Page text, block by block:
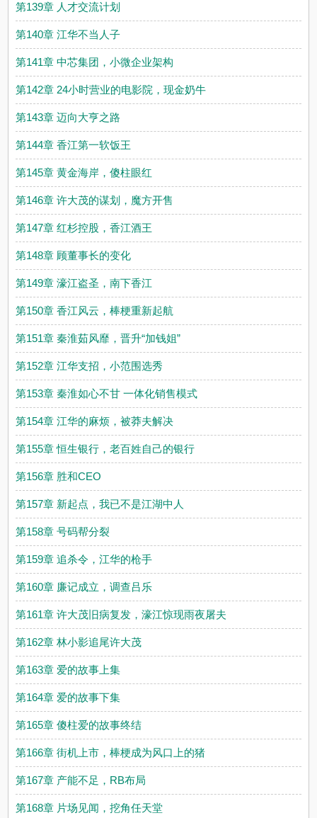
第139章 人才交流计划
第140章 江华不当人子
第141章 中芯集团，小微企业架构
第142章 24小时营业的电影院，现金奶牛
第143章 迈向大亨之路
第144章 香江第一软饭王
第145章 黄金海岸，傻柱眼红
第146章 许大茂的谋划，魔方开售
第147章 红杉控股，香江酒王
第148章 顾董事长的变化
第149章 濠江盗圣，南下香江
第150章 香江风云，棒梗重新起航
第151章 秦淮茹风靡，晋升“加钱姐”
第152章 江华支招，小范围选秀
第153章 秦淮如心不甘 一体化销售模式
第154章 江华的麻烦，被莽夫解决
第155章 恒生银行，老百姓自己的银行
第156章 胜和CEO
第157章 新起点，我已不是江湖中人
第158章 号码帮分裂
第159章 追杀令，江华的枪手
第160章 廉记成立，调查吕乐
第161章 许大茂旧病复发，濠江惊现雨夜屠夫
第162章 林小影追尾许大茂
第163章 爱的故事上集
第164章 爱的故事下集
第165章 傻柱爱的故事终结
第166章 街机上市，棒梗成为风口上的猪
第167章 产能不足，RB布局
第168章 片场见闻，挖角任天堂